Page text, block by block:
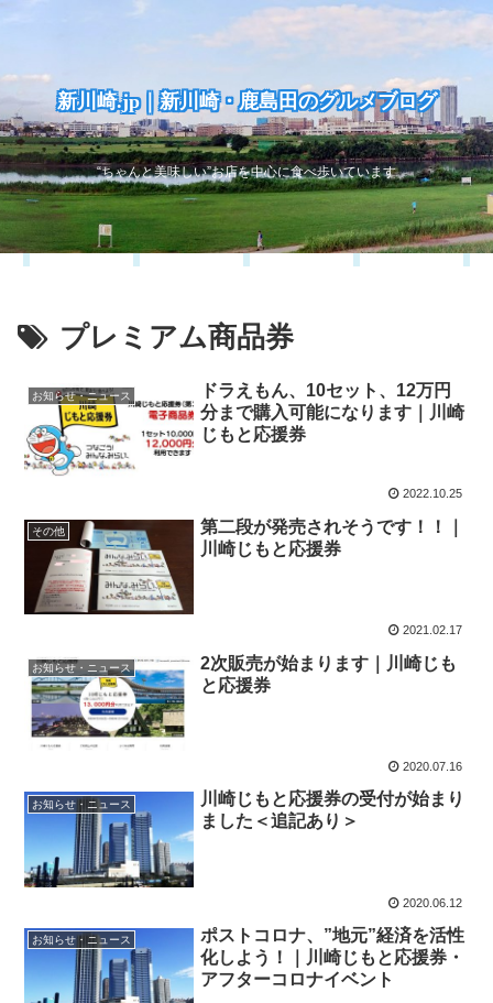
新川崎.jp｜新川崎・鹿島田のグルメブログ
“ちゃんと美味しい”お店を中心に食べ歩いています
プレミアム商品券
お知らせ・ニュース
ドラえもん、10セット、12万円
分まで購入可能になります｜川崎
じもと応援券
2022.10.25
その他
第二段が発売されそうです！！｜
川崎じもと応援券
2021.02.17
お知らせ・ニュース
2次販売が始まります｜川崎じも
と応援券
2020.07.16
お知らせ・ニュース
川崎じもと応援券の受付が始まり
ました＜追記あり＞
2020.06.12
お知らせ・ニュース
ポストコロナ、”地元”経済を活性
化しよう！｜川崎じもと応援券・
アフターコロナイベント